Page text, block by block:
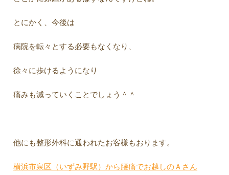
とにかく、今後は
病院を転々とする必要もなくなり、
徐々に歩けるようになり
痛みも減っていくことでしょう＾＾
他にも整形外科に通われたお客様もおります。
横浜市泉区（いずみ野駅）から腰痛でお越しのＡさん